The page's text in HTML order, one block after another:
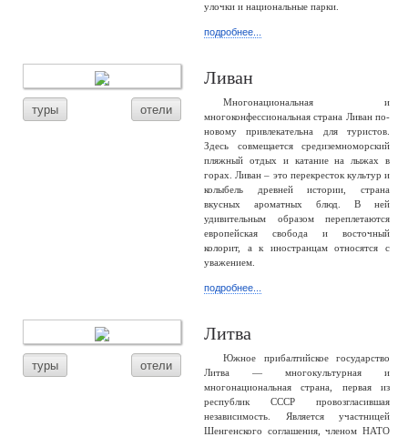
улочки и национальные парки.
подробнее...
туры отели
Ливан
Многонациональная и
многоконфессиональная страна Ливан по-
новому привлекательна для туристов.
Здесь совмещается средиземноморский
пляжный отдых и катание на лыжах в
горах. Ливан – это перекресток культур и
колыбель древней истории, страна
вкусных ароматных блюд. В ней
удивительным образом переплетаются
европейская свобода и восточный
колорит, а к иностранцам относятся с
уважением.
подробнее...
туры отели
Литва
Южное прибалтийское государство
Литва — многокультурная и
многонациональная страна, первая из
республик СССР провозгласившая
независимость. Является участницей
Шенгенского соглашения, членом НАТО